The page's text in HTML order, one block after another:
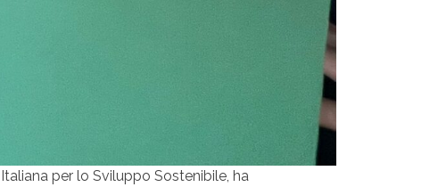
per lo Sviluppo Sostenibile, ha